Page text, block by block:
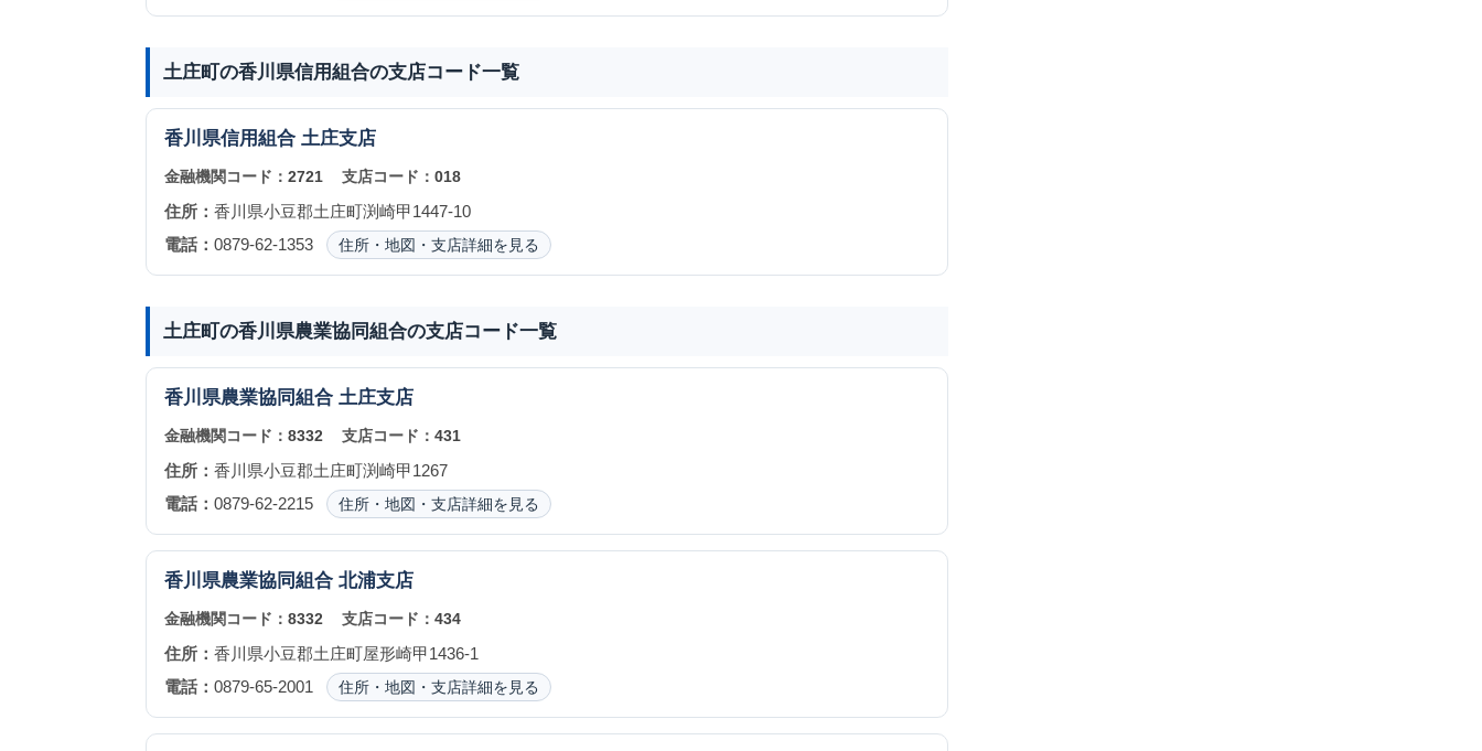
土庄町の香川県信用組合の支店コード一覧
香川県信用組合 土庄支店
金融機関コード： 2721 支店コード： 018
住所： 香川県小豆郡土庄町渕崎甲1447-10
電話： 0879-62-1353 住所・地図・支店詳細を見る
土庄町の香川県農業協同組合の支店コード一覧
香川県農業協同組合 土庄支店
金融機関コード： 8332 支店コード： 431
住所： 香川県小豆郡土庄町渕崎甲1267
電話： 0879-62-2215 住所・地図・支店詳細を見る
香川県農業協同組合 北浦支店
金融機関コード： 8332 支店コード： 434
住所： 香川県小豆郡土庄町屋形崎甲1436-1
電話： 0879-65-2001 住所・地図・支店詳細を見る